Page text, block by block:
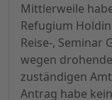
Mittlerweile
Refugium
Reise-, Seminar
wegen
zuständigen
Antrag habe